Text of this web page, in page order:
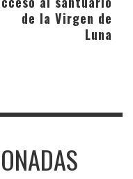
de la Virgen de
Luna